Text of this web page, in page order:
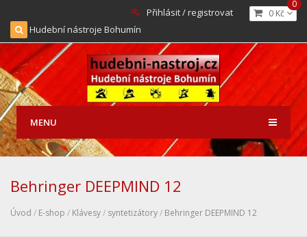
0 Kč
0
Přihlásit / registrovat
Hudební nástroje Bohumín
MENU
Behringer DEEPMIND 12
Úvod / E-shop / Klávesy/ syntetizátory/ Behringer DEEPMIND 12